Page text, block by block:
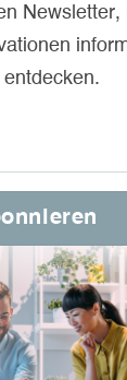
Newsletter,